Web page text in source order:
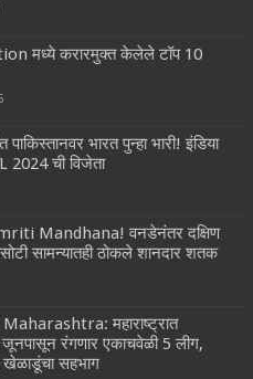
मध्ये करारमुक्त केलेले टॉप 10
पाकिस्तानवर भारत पुन्हा भारी! इंडिया
2024 ची विजेता
Mandhana! वनडेनंतर दक्षिण
सामन्यातही ठोकले शानदार शतक
महाराष्ट्रात
रंगणार एकाचवेळी 5 लीग,
सहभाग